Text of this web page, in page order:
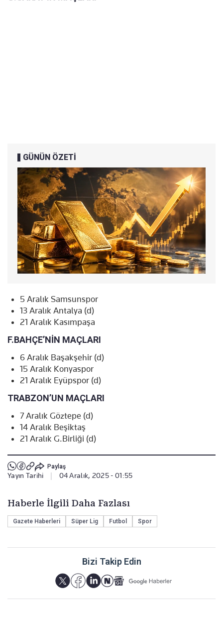
GÜNÜN ÖZETİ
5 Aralık Samsunspor
13 Aralık Antalya (d)
21 Aralık Kasımpaşa
F.BAHÇE’NİN MAÇLARI
6 Aralık Başakşehir (d)
15 Aralık Konyaspor
21 Aralık Eyüpspor (d)
TRABZON’UN MAÇLARI
7 Aralık Göztepe (d)
14 Aralık Beşiktaş
21 Aralık G.Birliği (d)
Paylaş
Yayın Tarihi 04 Aralık, 2025 - 01:55
Haberle İlgili Daha Fazlası
Gazete Haberleri Süper Lig Futbol Spor
Bizi Takip Edin